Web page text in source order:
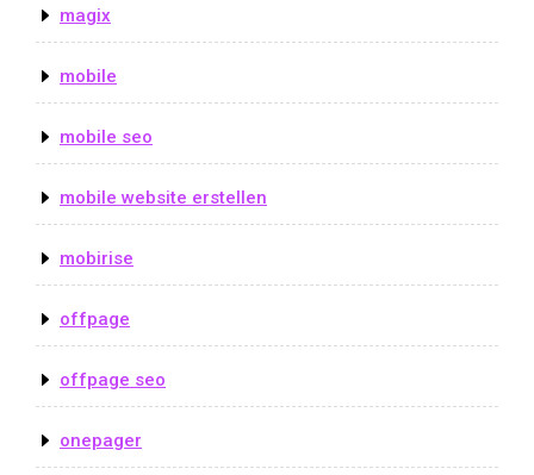
magix
mobile
mobile seo
mobile website erstellen
mobirise
offpage
offpage seo
onepager